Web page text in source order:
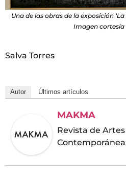
Una de las obras de la exposición
Imagen cortesía
Salva Torres
Autor Últimos artículos
MAKMA
Revista de